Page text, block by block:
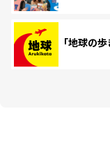
「地球の